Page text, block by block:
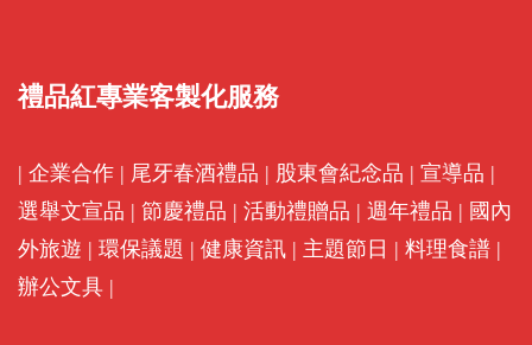
禮品紅專業客製化服務
| 企業合作 | 尾牙春酒禮品 | 股東會紀念品 | 宣導品 |
選舉文宣品 | 節慶禮品 | 活動禮贈品 | 週年禮品 | 國內
外旅遊 | 環保議題 | 健康資訊 | 主題節日 | 料理食譜 |
辦公文具 |